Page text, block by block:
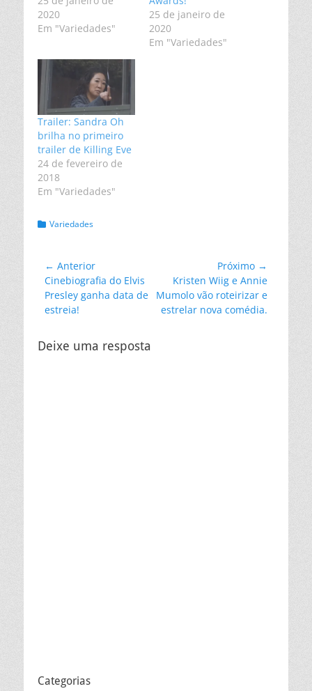
2020
Em "Variedades"
25 de janeiro de
2020
Em "Variedades"
Trailer: Sandra Oh
brilha no primeiro
trailer de Killing Eve
24 de fevereiro de
2018
Em "Variedades"
Categorias:
Variedades
Navegação
de
Post
← Anterior
Post
anterior:
Cinebiografia do Elvis
Presley ganha data de
estreia!
Próximo →
Próximo
post:
Kristen Wiig e Annie
Mumolo vão roteirizar e
estrelar nova comédia.
Deixe uma resposta
Categorias